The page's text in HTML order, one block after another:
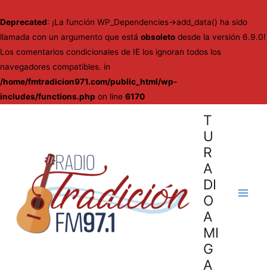
Deprecated: ¡La función WP_Dependencies->add_data() ha sido
llamada con un argumento que está obsoleto desde la versión 6.9.0!
Los comentarios condicionales de IE los ignoran todos los
navegadores compatibles. in
/home/fmtradicion971.com/public_html/wp-
includes/functions.php on line 6170
T
U
R
A
DI
O
A
MI
G
A